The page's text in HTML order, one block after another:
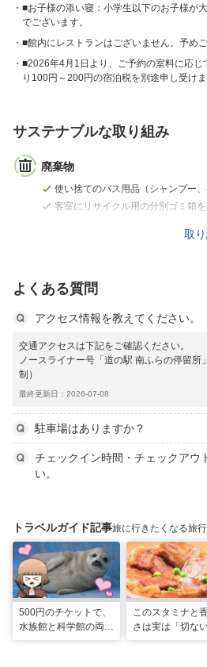
■お子様の添い寝：小学生以下のお子様が
でございます。
■館内にレストランはございません。予め
■2026年4月1日より、ご予約の室料に応じ
り100円～200円の宿泊税を別途申し受けま
サステナブルな取り組み
廃棄物
使い捨てのバス用品（シャンプー
客室にリサイクル用の分別ゴミ箱
取
よくある質問
アクセス情報を教えてください。
交通アクセスは下記をご確認ください。
ノースライナー号「道の駅 南ふらの停留所
制）
最終更新日：2026-07-08
駐車場はありますか？
チェックイン時間・チェックアウ
い。
トラベルガイド記事旅に行きたくなる旅
500円のチケットで、
水族館と科学館の両方
このスタミナと
さは実は「切な